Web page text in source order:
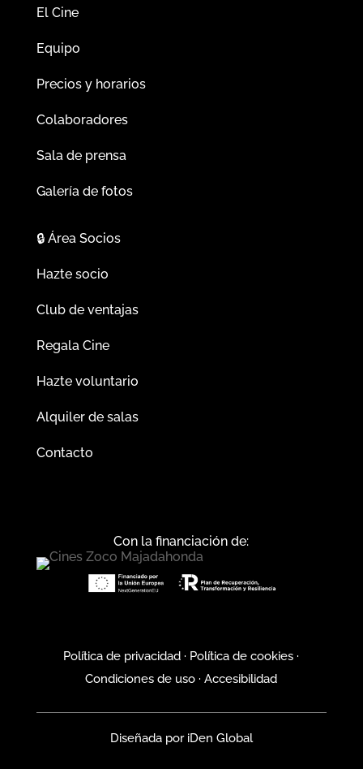
El Cine
Equipo
Precios y horarios
Colaboradores
Sala de prensa
Galería de fotos
🔒Área Socios
Hazte socio
Club de ventajas
Regala Cine
Hazte voluntario
Alquiler de salas
Contacto
Con la financiación de:
Política de privacidad · Política de cookies ·
Condiciones de uso ·Accesibilidad
Diseñada poriDen Global